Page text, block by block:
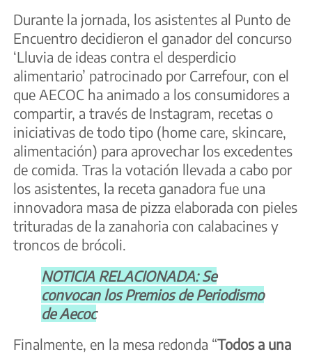
Durante la jornada, los asistentes al Punto de
Encuentro decidieron el ganador del concurso
‘Lluvia de ideas contra el desperdicio
alimentario’ patrocinado por Carrefour, con el
que AECOC ha animado a los consumidores a
compartir, a través de Instagram, recetas o
iniciativas de todo tipo (home care, skincare,
alimentación) para aprovechar los excedentes
de comida. Tras la votación llevada a cabo por
los asistentes, la receta ganadora fue una
innovadora masa de pizza elaborada con pieles
trituradas de la zanahoria con calabacines y
troncos de brócoli.
NOTICIA RELACIONADA: Se
convocan los Premios de Periodismo
de Aecoc
Finalmente, en la mesa redonda “Todos a una